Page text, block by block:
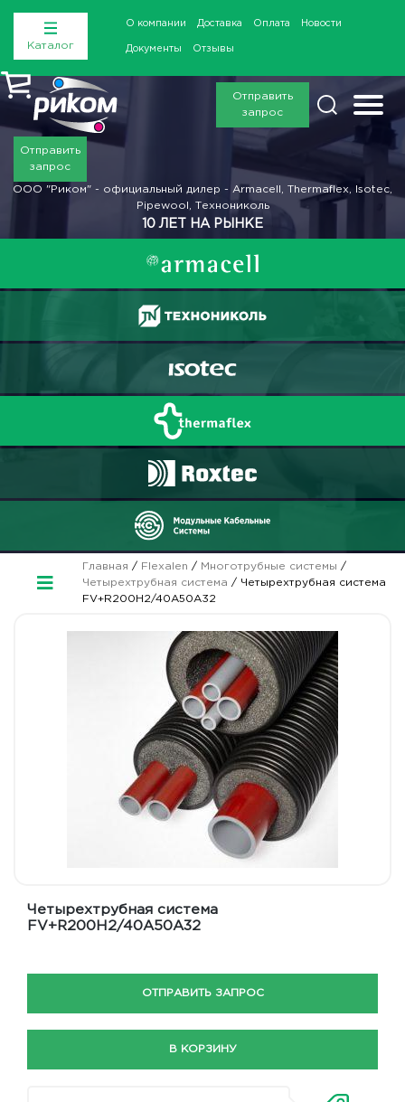
Каталог
О компании Доставка Оплата Новости
Документы Отзывы
Отправить
запрос
Отправить
запрос
ООО "Риком" - официальный дилер - Armacell, Thermaflex, Isotec,
Pipewool, Технониколь
10 ЛЕТ НА РЫНКЕ
Главная / Flexalen / Многотрубные системы /
Четырехтрубная система / Четырехтрубная система
FV+R200H2/40A50A32
Четырехтрубная система
FV+R200H2/40A50A32
ОТПРАВИТЬ ЗАПРОС
В КОРЗИНУ